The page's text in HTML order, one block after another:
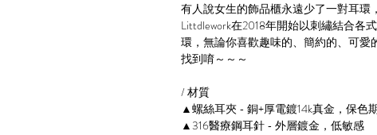
有人說女生的飾品櫃永遠少了一對耳環
Littdlework在2018年開始以刺繡結合各
環，無論你喜歡趣味的、簡約的、可
找到唷～～～
/ 材質
▲螺絲耳夾 - 銅+厚電鍍14k真金，保色
▲316醫療鋼耳針 - 外層鍍金，低敏感